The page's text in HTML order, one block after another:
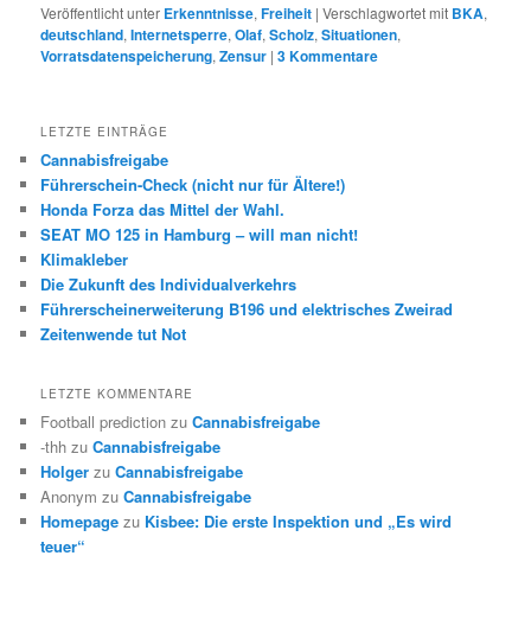
Veröffentlicht unter Erkenntnisse,Freiheit |Verschlagwortet mit BKA,
deutschland,Internetsperre,Olaf,Scholz,Situationen,
Vorratsdatenspeicherung,Zensur |3Kommentare
LETZTE EINTRÄGE
Cannabisfreigabe
Führerschein-Check (nicht nur für Ältere!)
Honda Forza das Mittel der Wahl.
SEAT MO 125 in Hamburg – will man nicht!
Klimakleber
Die Zukunft des Individualverkehrs
Führerscheinerweiterung B196 und elektrisches Zweirad
Zeitenwende tut Not
LETZTE KOMMENTARE
Football prediction zuCannabisfreigabe
-thh zuCannabisfreigabe
Holger zuCannabisfreigabe
Anonym zuCannabisfreigabe
Homepage zu Kisbee: Die erste Inspektion und „Es wird
teuer“